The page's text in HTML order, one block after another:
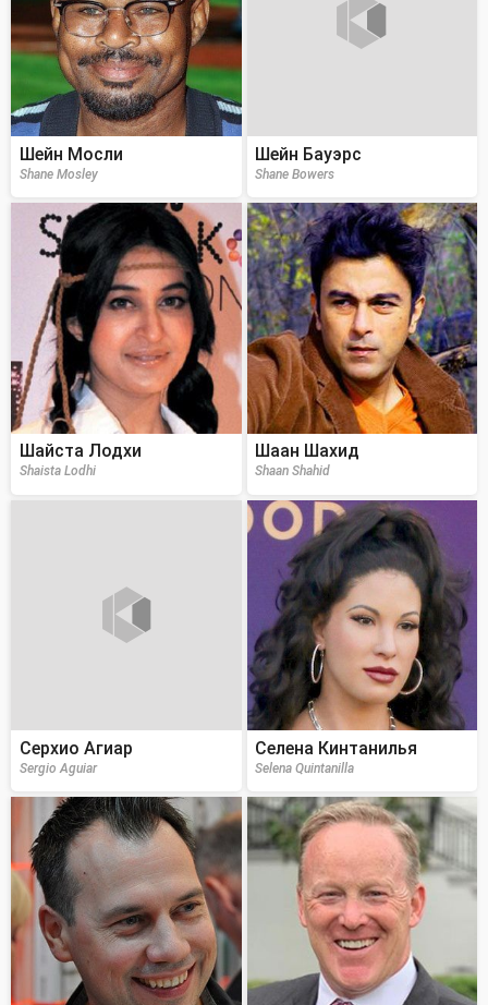
Шейн Мосли
Shane Mosley
Шейн Бауэрс
Shane Bowers
Шайста Лодхи
Shaista Lodhi
Шаан Шахид
Shaan Shahid
Серхио Агиар
Sergio Aguiar
Селена Кинтанилья
Selena Quintanilla